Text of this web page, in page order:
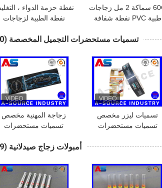
نفطة حزمة الدواء ،
نفطة الطبية لزجاجات
60C سماكة 2 مل زجاجات
طبية PVC نفطة شفافة
تسميات مستحضرات التجميل المخصصة (20)
زجاجة المهنية مخصص
تسميات مستحضرات
احباط الفضة للحصول
تسميات ليزر مخصص
تسميات مستحضرات
مخصص تسميات لفة
أمبولات زجاج صيدلانية (19)